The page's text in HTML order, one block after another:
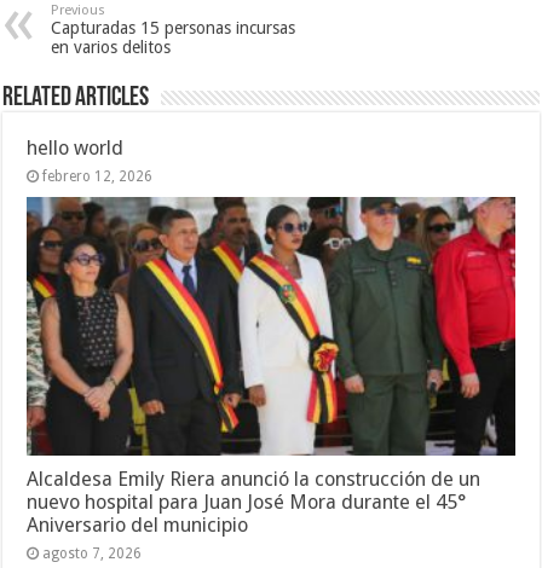
Previous
Capturadas 15 personas incursas
en varios delitos
Related Articles
hello world
febrero 12, 2026
Alcaldesa Emily Riera anunció la construcción de un
nuevo hospital para Juan José Mora durante el 45°
Aniversario del municipio
agosto 7, 2026